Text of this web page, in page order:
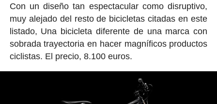
Con un diseño tan espectacular como disruptivo,
muy alejado del resto de bicicletas citadas en este
listado, Una bicicleta diferente de una marca con
sobrada trayectoria en hacer magníficos productos
ciclistas. El precio, 8.100 euros.